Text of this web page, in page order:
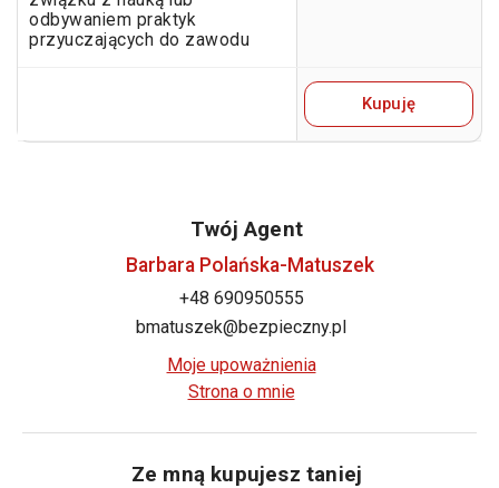
odbywaniem praktyk
przyuczających do zawodu
Kupuję
Twój Agent
Barbara Polańska-Matuszek
+48 690950555
bmatuszek@bezpieczny.pl
Moje upoważnienia
Strona o mnie
Ze mną kupujesz taniej